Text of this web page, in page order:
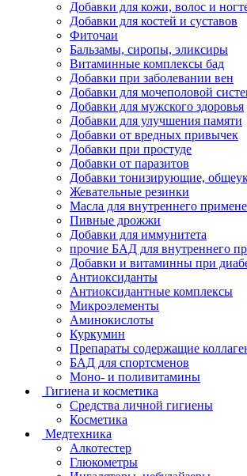
Добавки для кожи, волос и
Добавки для костей и суставов
Фиточаи
Бальзамы, сиропы, эликсиры
Витаминные комплексы бад
Добавки при заболевании вен
Добавки для мочеполовой
Добавки для мужского здоровья
Добавки для улучшения памяти
Добавки от вредных привычек
Добавки при простуде
Добавки от паразитов
Добавки тонизирующие,
Жевательные резинки
Масла для внутреннего
Пивные дрожжи
Добавки для иммунитета
прочие БАД для внутреннего
Добавки и витаминны при
Антиоксиданты
Антиоксидантные комплексы
Микроэлементы
Аминокислоты
Куркумин
Препараты содержащие
БАД для спортсменов
Моно- и поливитамины
Гигиена и косметика
Средства личной гигиены
Косметика
Медтехника
Алкотестер
Глюкометры